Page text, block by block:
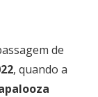
de
, quando a